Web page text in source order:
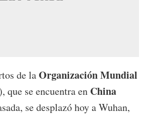
de laOrganización Mundial
que se encuentra en China
se desplazó hoy a Wuhan,